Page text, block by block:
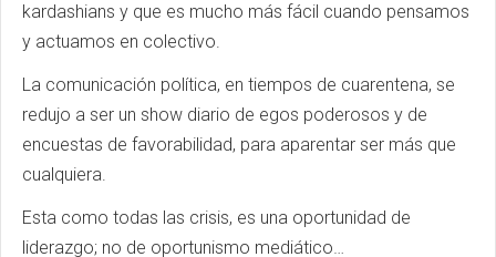
kardashians y que es mucho más fácil cuando pensamos
y actuamos en colectivo.
La comunicación política, en tiempos de cuarentena, se
redujo a ser un show diario de egos poderosos y de
encuestas de favorabilidad, para aparentar ser más que
cualquiera.
Esta como todas las crisis, es una oportunidad de
liderazgo; no de oportunismo mediático…